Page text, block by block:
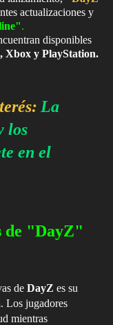
actualizaciones y
.
disponibles
, Xbox y PlayStation.
La
los
en el
de "DayZ"
de DayZ es su
. Los jugadores
mientras